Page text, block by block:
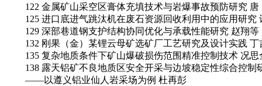
122 金属矿山采空区膏体充填技术与岩爆事故预防研究 唐
125 进口底进气跳汰机在废石资源回收利用中的应用研究
129 深部巷道钢支护结构协同优化与承载性能研究 赵翔等
132 刚果（金）某锂云母矿选矿厂工艺研究及设计实践 丁
135 复杂地质条件下矿山爆破损伤范围精准控制技术 况思
138 露天铝矿不良地质区安全开采与边坡稳定性综合控制
——以遵义铝业仙人岩采场为例 杜再彭